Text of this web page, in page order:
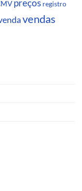
preços registro
vendas